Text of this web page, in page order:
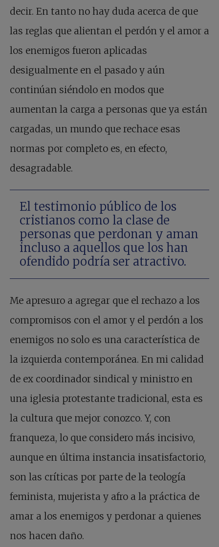
decir. En tanto no hay duda acerca de que
las reglas que alientan el perdón y el amor a
los enemigos fueron aplicadas
desigualmente en el pasado y aún
continúan siéndolo en modos que
aumentan la carga a personas que ya están
cargadas, un mundo que rechace esas
normas por completo es, en efecto,
desagradable.
El testimonio público de los
cristianos como la clase de
personas que perdonan y aman
incluso a aquellos que los han
ofendido podría ser atractivo.
Me apresuro a agregar que el rechazo a los
compromisos con el amor y el perdón a los
enemigos no solo es una característica de
la izquierda contemporánea. En mi calidad
de ex coordinador sindical y ministro en
una iglesia protestante tradicional, esta es
la cultura que mejor conozco. Y, con
franqueza, lo que considero más incisivo,
aunque en última instancia insatisfactorio,
son las críticas por parte de la teología
feminista, mujerista y afro a la práctica de
amar a los enemigos y perdonar a quienes
nos hacen daño.